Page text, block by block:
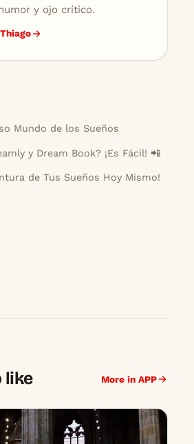
y ojo crítico.
Mundo de los Sueños
y Dream Book? ¡Es Fácil! 📲
de Tus Sueños Hoy Mismo!
like More in APP